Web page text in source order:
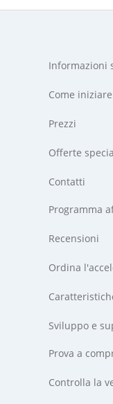
Informazioni
Come
Prezzi
Offerte
Contatti
Programma
Recensioni
Ordina
Sviluppo e
Prova a
Controlla la